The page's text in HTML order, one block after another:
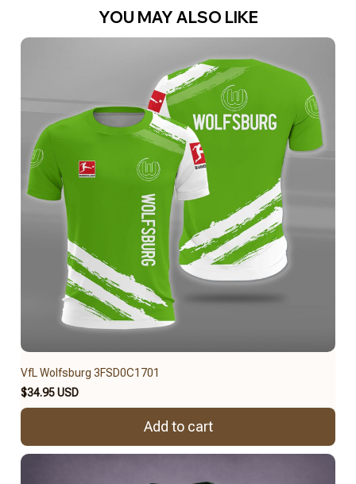
YOU MAY ALSO LIKE
VfL Wolfsburg 3FSD0C1701
$34.95 USD
Add to cart